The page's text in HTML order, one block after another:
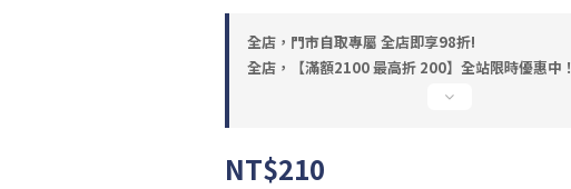
全店，門市自取專屬 全店即享98折!
全店，【滿額2100 最高折 200】全站限時優惠中！
NT$210